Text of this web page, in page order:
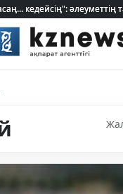
кедейсің": әлеуметтің
кедейсің": әлеуметтің